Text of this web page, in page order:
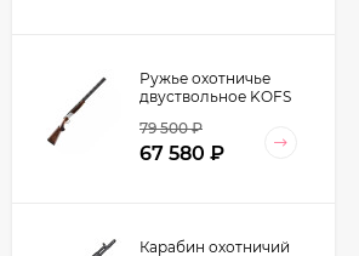
Ружье охотничье
двуствольное KOFS
орех
79 500₽
67 580 ₽
Карабин охотничий